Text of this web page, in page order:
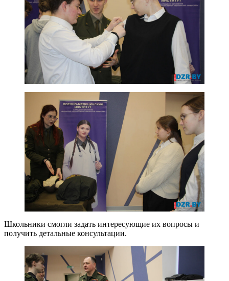
Школьники смогли задать интересующие их вопросы и
получить детальные консультации.